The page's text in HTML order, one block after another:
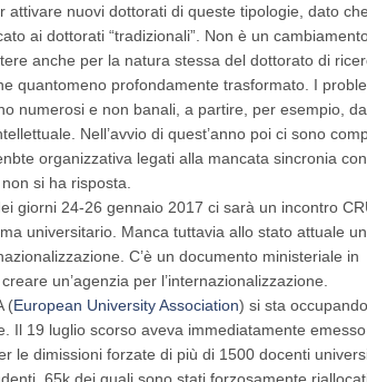
attivare nuovi dottorati di queste tipologie, dato
ai dottorati “tradizionali”. Non è un
anche per la natura stessa del dottorato di
quantomeno profondamente trasformato. I
numerosi e non banali, a partire, per esempio,
Nell’avvio di quest’anno poi ci sono
organizzativa legati alla mancata sincronia
si ha risposta.
giorni 24-26 gennaio 2017 ci sarà un incontro
universitario. Manca tuttavia allo stato attuale un
C’è un documento ministeriale in
un’agenzia per l’internazionalizzazione.
(European University Association) si sta occupando
Il 19 luglio scorso aveva immediatamente
le dimissioni forzate di più di 1500 docenti
65k dei quali sono stati forzosamente